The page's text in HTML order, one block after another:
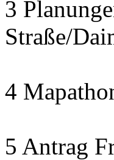
3
Straße/
4
5 Antrag